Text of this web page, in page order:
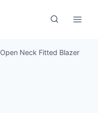
Open Neck Fitted Blazer